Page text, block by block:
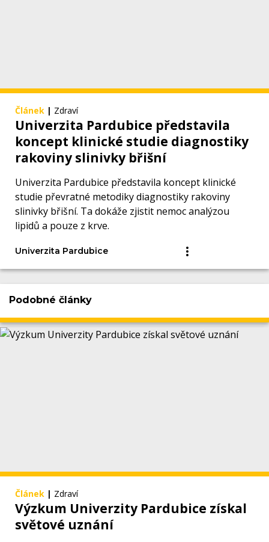
Článek | Zdraví
Univerzita Pardubice představila
koncept klinické studie diagnostiky
rakoviny slinivky břišní
Univerzita Pardubice představila koncept klinické
studie převratné metodiky diagnostiky rakoviny
slinivky břišní. Ta dokáže zjistit nemoc analýzou
lipidů a pouze z krve.
Univerzita Pardubice
Podobné články
Článek | Zdraví
Výzkum Univerzity Pardubice získal
světové uznání